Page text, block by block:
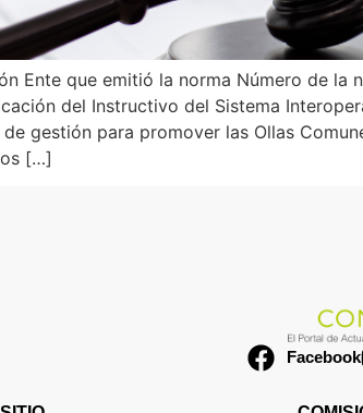
Ente que emitió la norma Número de la
del Instructivo del Sistema
gestión para promover las Ollas
[…]
Facebook